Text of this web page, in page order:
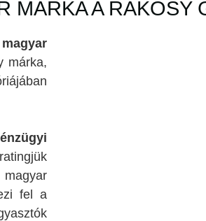
MÁRKA A RÁKOSY
márka,
fel a